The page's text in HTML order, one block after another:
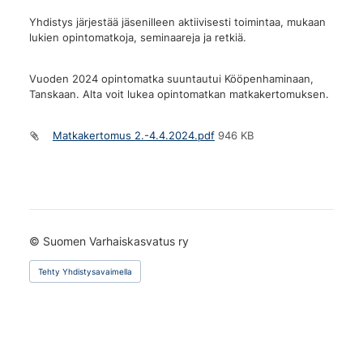
Yhdistys järjestää jäsenilleen aktiivisesti toimintaa, mukaan
lukien opintomatkoja, seminaareja ja retkiä.
Vuoden 2024 opintomatka suuntautui Kööpenhaminaan,
Tanskaan. Alta voit lukea opintomatkan matkakertomuksen.
Matkakertomus 2.-4.4.2024.pdf 946 KB
© Suomen Varhaiskasvatus ry
Tehty Yhdistysavaimella